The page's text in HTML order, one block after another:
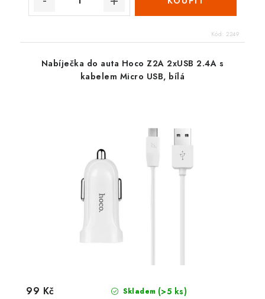
Kód: 2249
Nabíječka do auta Hoco Z2A 2xUSB 2.4A s
kabelem Micro USB, bílá
Skladem (>5 ks)
99 Kč